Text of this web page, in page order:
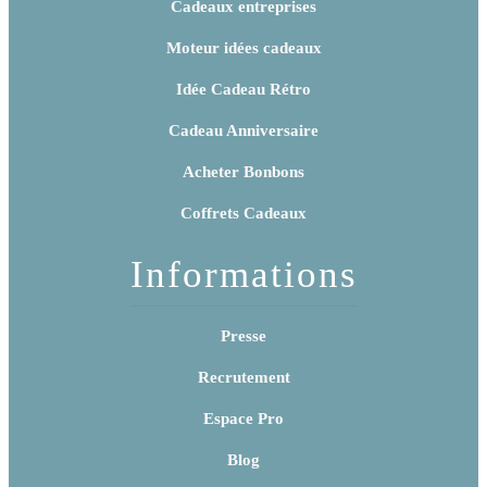
Cadeaux entreprises
Moteur idées cadeaux
Idée Cadeau Rétro
Cadeau Anniversaire
Acheter Bonbons
Coffrets Cadeaux
Informations
Presse
Recrutement
Espace Pro
Blog